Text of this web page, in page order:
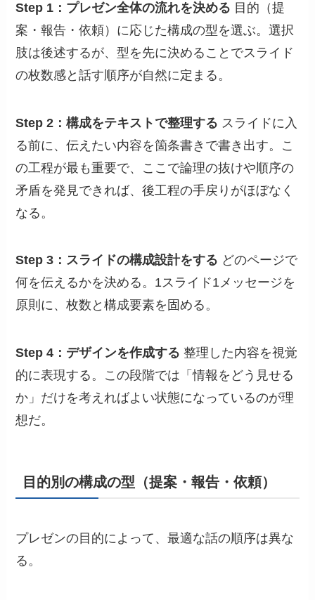
Step 1：プレゼン全体の流れを決める 目的（提
案・報告・依頼）に応じた構成の型を選ぶ。選択
肢は後述するが、型を先に決めることでスライド
の枚数感と話す順序が自然に定まる。
Step 2：構成をテキストで整理する スライドに入
る前に、伝えたい内容を箇条書きで書き出す。こ
の工程が最も重要で、ここで論理の抜けや順序の
矛盾を発見できれば、後工程の手戻りがほぼなく
なる。
Step 3：スライドの構成設計をする どのページで
何を伝えるかを決める。1スライド1メッセージを
原則に、枚数と構成要素を固める。
Step 4：デザインを作成する 整理した内容を視覚
的に表現する。この段階では「情報をどう見せる
か」だけを考えればよい状態になっているのが理
想だ。
目的別の構成の型（提案・報告・依頼）
プレゼンの目的によって、最適な話の順序は異な
る。